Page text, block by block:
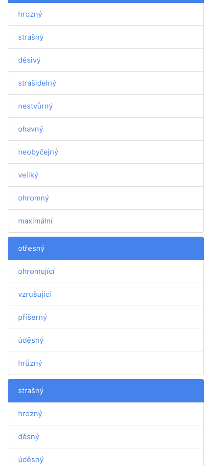
hrozný
strašný
děsivý
strašidelný
nestvůrný
ohavný
neobyčejný
veliký
ohromný
maximální
otřesný
ohromující
vzrušující
příšerný
úděsný
hrůzný
strašný
hrozný
děsný
úděsný